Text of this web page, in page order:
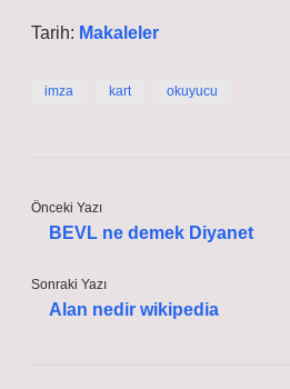
Tarih: Makaleler
imza kart okuyucu
Önceki Yazı
BEVL ne demek Diyanet
Sonraki Yazı
Alan nedir wikipedia